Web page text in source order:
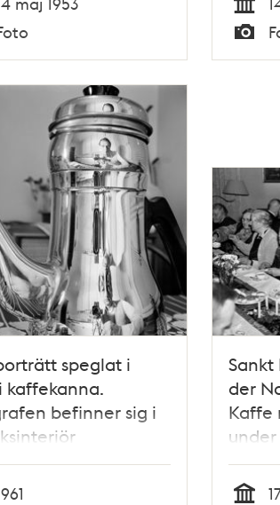
där de tas om
möts av dukade
på villatomter
som
Tid
Typ
speglat i
kaffekanna.
befinner sig i
Sankt
der
Kaffe
häller